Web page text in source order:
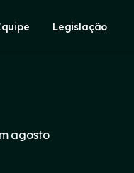
Legislação
agosto